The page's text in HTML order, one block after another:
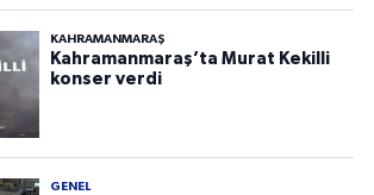
KAHRAMANMARAŞ
Kahramanmaraş’ta Murat Kekilli
konser verdi
GENEL